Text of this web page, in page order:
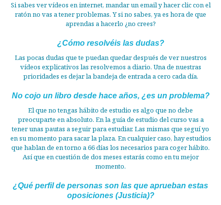
Si sabes ver vídeos en internet, mandar un email y hacer clic con el
ratón no vas a tener problemas. Y si no sabes, ya es hora de que
aprendas a hacerlo ¿no crees?
¿Cómo resolvéis las dudas?
Las pocas dudas que te puedan quedar después de ver nuestros
vídeos explicativos las resolvemos a diario. Una de nuestras
prioridades es dejar la bandeja de entrada a cero cada día.
No cojo un libro desde hace años, ¿es un problema?
El que no tengas hábito de estudio es algo que no debe
preocuparte en absoluto. En la guía de estudio del curso vas a
tener unas pautas a seguir para estudiar. Las mismas que seguí yo
en su momento para sacar la plaza. En cualquier caso, hay estudios
que hablan de en torno a 66 días los necesarios para coger hábito.
Así que en cuestión de dos meses estarás como en tu mejor
momento.
¿Qué perfil de personas son las que aprueban estas
oposiciones (Justicia)?